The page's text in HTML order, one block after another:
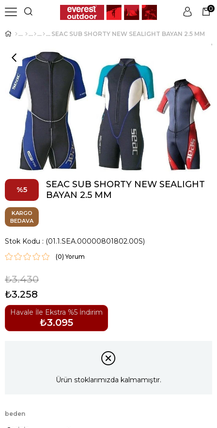
Üye Girişi Üye Ol
0
SEAC SUB SHORTY NEW SEALIGHT BAYAN 2.5 MM
5
SEAC SUB SHORTY NEW SEALIGHT
BAYAN 2.5 MM
KARGO
BEDAVA
Stok Kodu (01.1.SEA.00000801802.00S)
(0)
₺3.430
₺3.258
Havale İle Ekstra %5 İndirim
₺3.095
Ürün stoklarımızda kalmamıştır.
beden